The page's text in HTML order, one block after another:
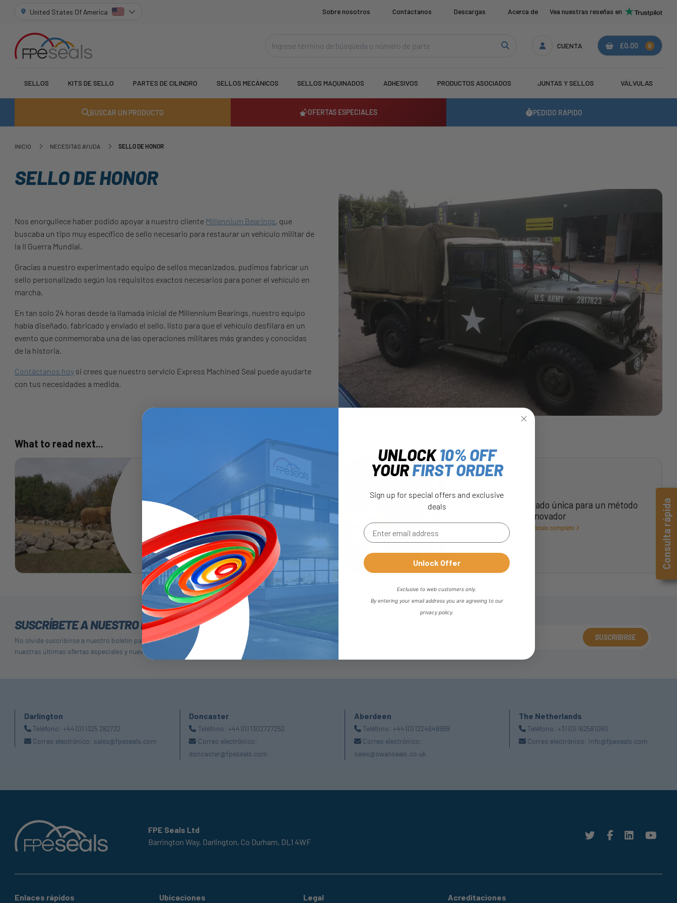
United States Of America Sobre nosotros Contáctanos Descargas Acerca de Vea nuestras reseñas en
CUENTA £0.00 0
SELLOS KITS DE SELLO PARTES DE CILINDRO SELLOS MECÁNICOS SELLOS MAQUINADOS ADHESIVOS PRODUCTOS ASOCIADOS JUNTAS Y SELLOS VÁLVULAS
BUSCAR UN PRODUCTO OFERTAS ESPECIALES PEDIDO RÁPIDO
INICIO NECESITAS AYUDA SELLO DE HONOR
SELLO DE HONOR
Nos enorgullece haber podido apoyar a nuestro cliente Millennium Bearings, que
buscaba un tipo muy específico de sello necesario para restaurar un vehículo militar de
la II Guerra Mundial.
Gracias a nuestro experimentado equipo de sellos mecanizados, pudimos fabricar un
sello personalizado según los requisitos exactos necesarios para poner el vehículo en
marcha.
En tan solo 24 horas desde la llamada inicial de Millennium Bearings, nuestro equipo
había diseñado, fabricado y enviado el sello, listo para que el vehículo desfilara en un
evento que conmemoraba una de las operaciones militares más grandes y conocidas
de la historia.
Contáctanos hoy si crees que nuestro servicio Express Machined Seal puede ayudarte
con tus necesidades a medida.
What to read next...
El elefante en la habitación
Haga clic para leer el artículo completo
Solución de sellado única para un método
de soldadura innovador
Haga clic para leer el artículo completo
SUSCRÍBETE A NUESTRO BOLETÍN
No olvide suscribirse a nuestro boletín para recibir detalles de
nuestras últimas ofertas especiales y nuevos productos.
SUSCRIBIRSE
Darlington
Teléfono: +44 (0) 1325 282732
Correo electrónico: sales@fpeseals.com
Doncaster
Teléfono: +44 (0) 1302727252
Correo electrónico:
doncaster@fpeseals.com
Aberdeen
Teléfono: +44 (0) 1224648999
Correo electrónico:
sales@swanseals.co.uk
The Netherlands
Teléfono: +31 (0) 162581060
Correo electrónico: info@fpeseals.com
FPE Seals Ltd
Barrington Way, Darlington, Co Durham, DL1 4WF
Enlaces rápidos Ubicaciones Legal Acreditaciones
Consulta rápida
UNLOCK10% OFF
YOURFIRST ORDER
Sign up for special offers and exclusive
deals
Unlock Offer
Exclusive to web customers only.
By entering your email address you are agreeing to our
privacy policy.